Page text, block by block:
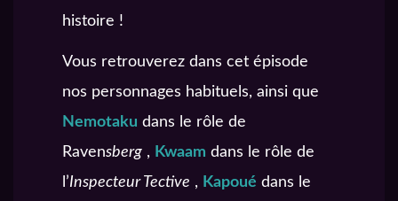
histoire !
Vous retrouverez dans cet épisode
nos personnages habituels, ainsi que
Nemotaku dans le rôle de
Ravensberg , Kwaam dans le rôle de
l’Inspecteur Tective , Kapoué dans le